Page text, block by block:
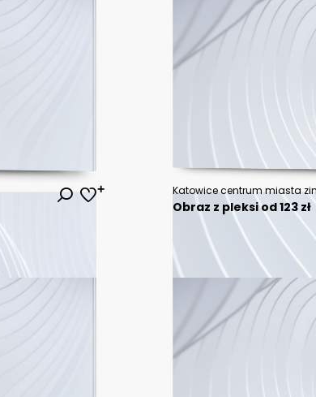
Katowice centrum miasta
Obraz z pleksi od 123 zł